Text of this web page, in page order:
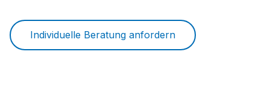
Individuelle Beratung anfordern